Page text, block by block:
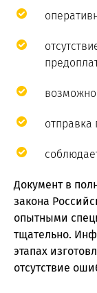
отправка
Документ в
закона
опытными
тщательно.
этапах
отсутствие